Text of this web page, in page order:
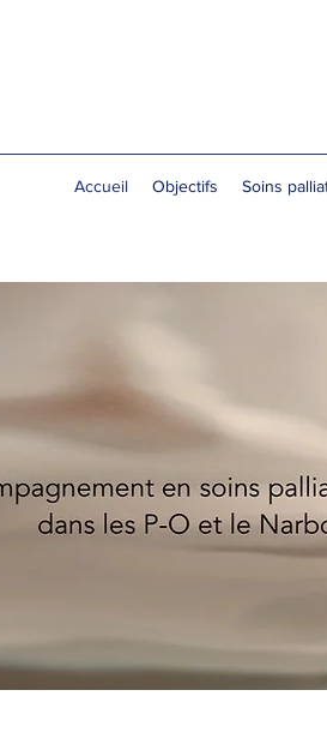
Accueil Objectifs Soins